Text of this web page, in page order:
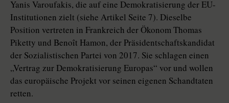
Yanis Varoufakis, die auf eine Demokratisierung der EU-
Institutionen zielt (siehe Artikel Seite 7). Dieselbe
Position vertreten in Frankreich der Ökonom Thomas
Piketty und Benoît Hamon, der Präsidentschaftskandidat
der Sozialistischen Partei von 2017. Sie schlagen einen
„Vertrag zur Demokratisierung Europas“ vor und wollen
das europäische Projekt vor seinen eigenen Schandtaten
retten.